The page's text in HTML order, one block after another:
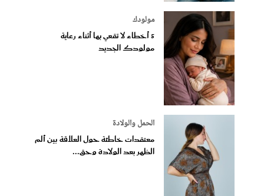
مولودك
5 أخطاء لا تقعي بها أثناء رعاية
مولودك الجديد
الحمل والولادة
معتقدات خاطئة حول العلاقة بين ألم
الظهر بعد الولادة وحق...